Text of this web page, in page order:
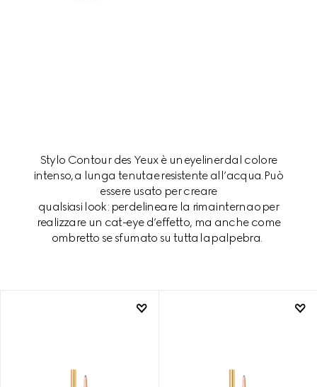
Stylo Contour des Yeux è un eyeliner dal colore
intenso, a lunga tenuta e resistente all’acqua. Può
essere usato per creare
qualsiasi look: per delineare la rima interna o per
realizzare un cat-eye d’effetto, ma anche come
ombretto se sfumato su tutta la palpebra.